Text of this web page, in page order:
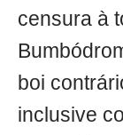
censura à
boi
inclusive